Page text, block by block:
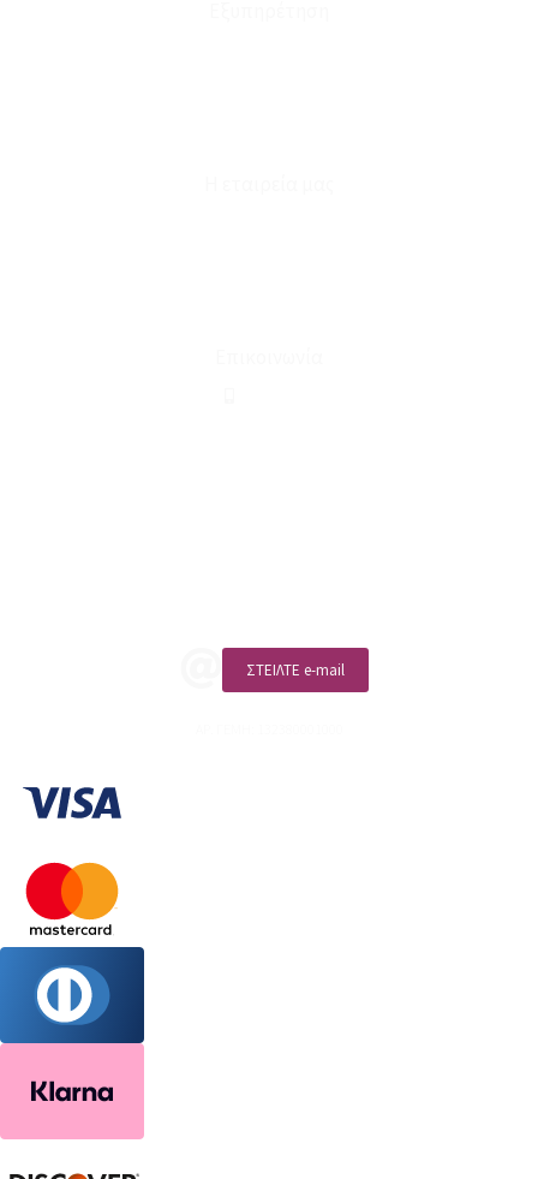
ΣΤΕΙΛΤΕ e-mail